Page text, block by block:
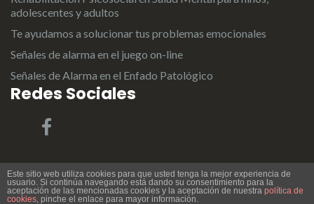
adolescentes y adultos
Te ayudamos a solucionar tus problemas emocionales
Señales de alarma en el juego on-line
Señales de Alarma en el Enfado Patológico
Redes Sociales
Tema:Illdy.David López Rodríguez | Psicólogo en Alicante
Este sitio web utiliza cookies para que usted tenga la mejor experiencia de
usuario. Si continúa navegando está dando su consentimiento para la
aceptación de las mencionadas cookies y la aceptación de nuestra política de
cookies, pinche el enlace para mayor información.